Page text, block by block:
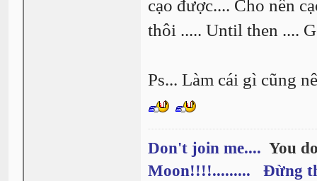
cạo được.... Cho nên
thôi ..... Until then ....
Ps... Làm cái gì cũng
Don't join me.... You
Moon!!!!......... Đừng